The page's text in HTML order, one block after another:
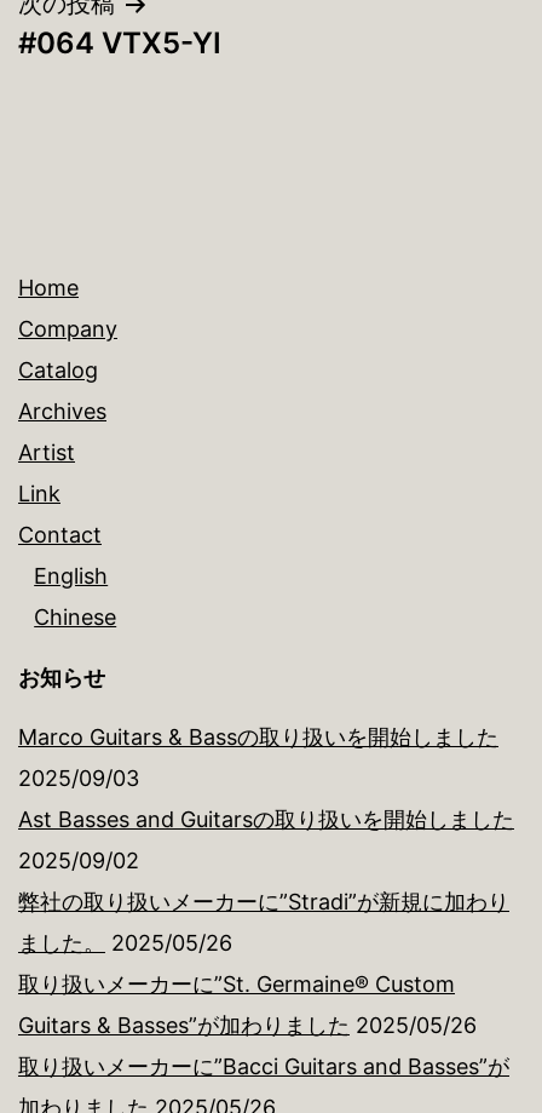
ビ
ョ
ン
#064 VTX5-YI
Home
Company
Catalog
Archives
Artist
Link
Contact
English
Chinese
お知らせ
Marco Guitars & Bassの取り扱いを開始しました
2025/09/03
Ast Basses and Guitarsの取り扱いを開始しました
2025/09/02
弊社の取り扱いメーカーに”Stradi”が新規に加わり
ました。
2025/05/26
取り扱いメーカーに”St. Germaine® Custom
Guitars & Basses”が加わりました 2025/05/26
取り扱いメーカーに”Bacci Guitars and Basses”が
加わりました 2025/05/26